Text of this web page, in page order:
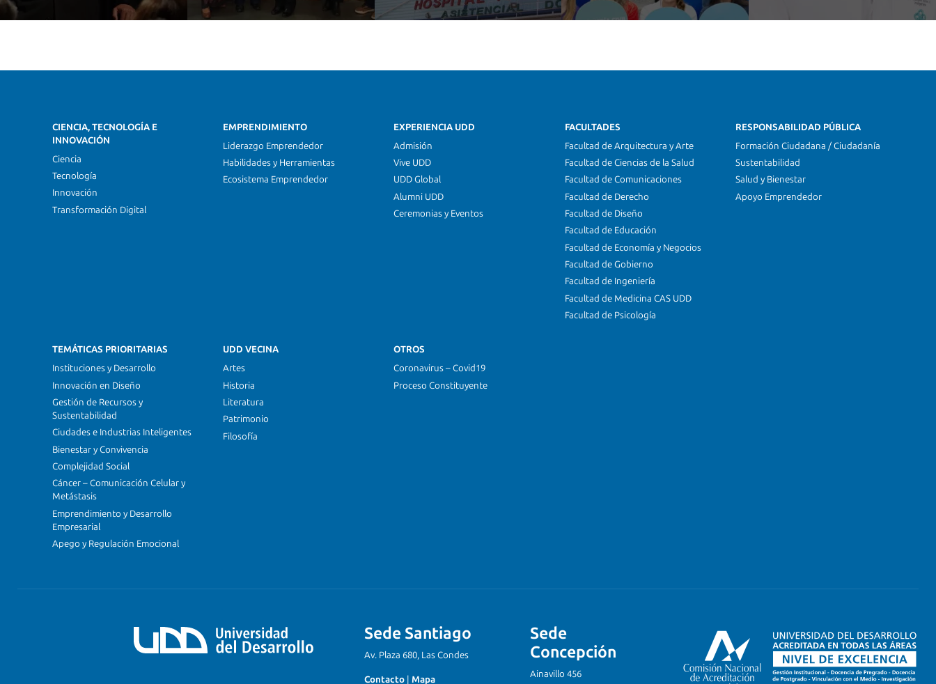
CIENCIA, TECNOLOGÍA E
INNOVACIÓN
Ciencia
Tecnología
Innovación
Transformación Digital
EMPRENDIMIENTO
Liderazgo Emprendedor
Habilidades y Herramientas
Ecosistema Emprendedor
EXPERIENCIA UDD
Admisión
Vive UDD
UDD Global
Alumni UDD
Ceremonias y Eventos
FACULTADES
Facultad de Arquitectura y Arte
Facultad de Ciencias de la Salud
Facultad de Comunicaciones
Facultad de Derecho
Facultad de Diseño
Facultad de Educación
Facultad de Economía y Negocios
Facultad de Gobierno
Facultad de Ingeniería
Facultad de Medicina CAS UDD
Facultad de Psicología
RESPONSABILIDAD PÚBLICA
Formación Ciudadana / Ciudadanía
Sustentabilidad
Salud y Bienestar
Apoyo Emprendedor
TEMÁTICAS PRIORITARIAS
Instituciones y Desarrollo
Innovación en Diseño
Gestión de Recursos y
Sustentabilidad
Ciudades e Industrias Inteligentes
Bienestar y Convivencia
Complejidad Social
Cáncer – Comunicación Celular y
Metástasis
Emprendimiento y Desarrollo
Empresarial
Apego y Regulación Emocional
UDD VECINA
Artes
Historia
Literatura
Patrimonio
Filosofía
OTROS
Coronavirus – Covid19
Proceso Constituyente
Sede Santiago
Av. Plaza 680, Las Condes
Contacto Mapa
Sede
Concepción
Ainavillo 456